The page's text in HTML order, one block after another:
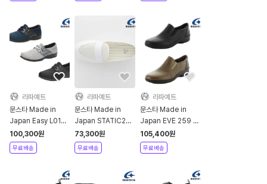
라파예트
문스타 Made in
Japan Easy L018
스니커즈 신발
100,300원
무료배송
라파예트
문스타 Made in
Japan STATIC201
메쉬 슬립온 신발 화이
트
73,300원
무료배송
라파예트
문스타 Made in
Japan EVE 259 로
퍼 신발
105,400원
무료배송